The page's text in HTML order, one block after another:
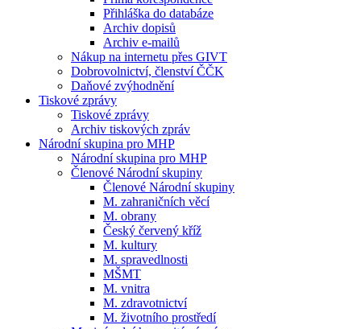
Přihláška do databáze
Archiv dopisů
Archiv e-mailů
Nákup na internetu přes GIVT
Dobrovolnictví, členství ČČK
Daňové zvýhodnění
Tiskové zprávy
Tiskové zprávy
Archiv tiskových zpráv
Národní skupina pro MHP
Národní skupina pro MHP
Členové Národní skupiny
Členové Národní skupiny
M. zahraničních věcí
M. obrany
Český červený kříž
M. kultury
M. spravedlnosti
MŠMT
M. vnitra
M. zdravotnictví
M. životního prostředí